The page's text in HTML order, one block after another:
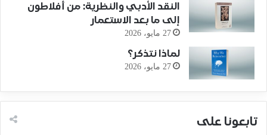
النقد الأدبي والنظرية: من أفلاطون
إلى ما بعد الاستعمار
27 مايو، 2026
لماذا نتذكر؟
27 مايو، 2026
تابعونا على